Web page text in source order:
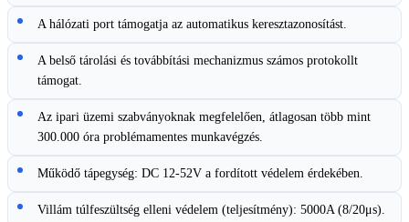
A hálózati port támogatja az automatikus keresztazonosítást.
A belső tárolási és továbbítási mechanizmus számos protokollt
támogat.
Az ipari üzemi szabványoknak megfelelően, átlagosan több mint
300.000 óra problémamentes munkavégzés.
Működő tápegység: DC 12-52V a fordított védelem érdekében.
Villám túlfeszültség elleni védelem (teljesítmény): 5000A (8/20μs).